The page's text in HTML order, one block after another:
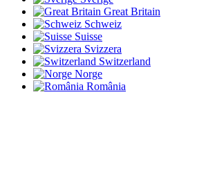
Great Britain
Schweiz
Suisse
Svizzera
Switzerland
Norge
România